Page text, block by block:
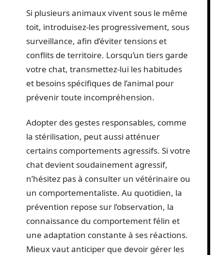
Si plusieurs animaux vivent sous le même
toit, introduisez-les progressivement, sous
surveillance, afin d’éviter tensions et
conflits de territoire. Lorsqu’un tiers garde
votre chat, transmettez-lui les habitudes
et besoins spécifiques de l’animal pour
prévenir toute incompréhension.
Adopter des gestes responsables, comme
la stérilisation, peut aussi atténuer
certains comportements agressifs. Si votre
chat devient soudainement agressif,
n’hésitez pas à consulter un vétérinaire ou
un comportementaliste. Au quotidien, la
prévention repose sur l’observation, la
connaissance du comportement félin et
une adaptation constante à ses réactions.
Mieux vaut anticiper que devoir gérer les